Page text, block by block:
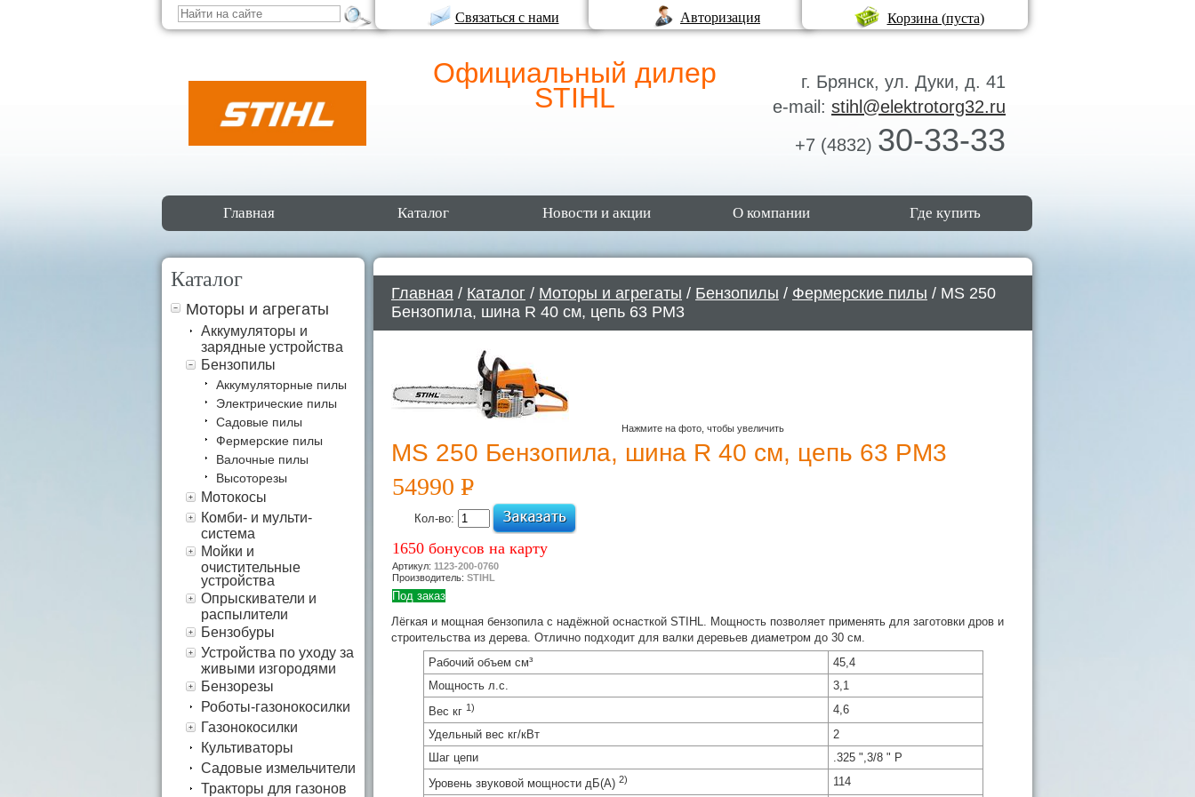
Связаться с нами Авторизация Корзина (пуста)
Официальный дилер
STIHL
г. Брянск, ул. Дуки, д. 41
e-mail: stihl@elektrotorg32.ru
+7 (4832) 30-33-33
Главная Каталог Новости и акции О компании Где купить
Каталог
Моторы и агрегаты
Аккумуляторы и
зарядные устройства
Бензопилы
Аккумуляторные пилы
Электрические пилы
Садовые пилы
Фермерские пилы
Валочные пилы
Высоторезы
Мотокосы
Комби- и мульти-
система
Мойки и
очистительные
устройства
Опрыскиватели и
распылители
Бензобуры
Устройства по уходу за
живыми изгородями
Бензорезы
Роботы-газонокосилки
Газонокосилки
Культиваторы
Садовые измельчители
Тракторы для газонов
Главная / Каталог / Моторы и агрегаты / Бензопилы / Фермерские пилы / MS 250
Бензопила, шина R 40 см, цепь 63 PM3
Нажмите на фото, чтобы увеличить
MS 250 Бензопила, шина R 40 см, цепь 63 PM3
54990 PУБ.
Кол-во:
1650 бонусов на карту
Артикул: 1123-200-0760
Производитель: STIHL
Под заказ
Лёгкая и мощная бензопила с надёжной оснасткой STIHL. Мощность позволяет применять для заготовки дров и
строительства из дерева. Отлично подходит для валки деревьев диаметром до 30 см.
Рабочий объем см³
45,4
Мощность л.с.
3,1
Вес кг 1)
4,6
Удельный вес кг/кВт
2
Шаг цепи
.325 ",3/8 " P
Уровень звуковой мощности дБ(A) 2)
114